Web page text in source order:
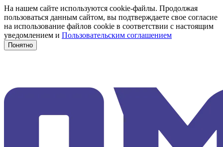
На нашем сайте используются cookie-файлы. Продолжая
пользоваться данным сайтом, вы подтверждаете свое согласие
на использование файлов cookie в соответствии с настоящим
уведомлением и Пользовательским соглашением
Понятно